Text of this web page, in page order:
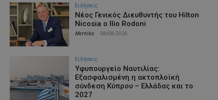
Ειδήσεις
Νέος Γενικός Διευθυντής του Hilton
Nicosia ο Ilio Rodoni
Afentiko 08/08/2026
Ειδήσεις
Υφυπουργείο Ναυτιλίας:
Εξασφαλισμένη η ακτοπλοϊκή
σύνδεση Κύπρου – Ελλάδας και το
2027